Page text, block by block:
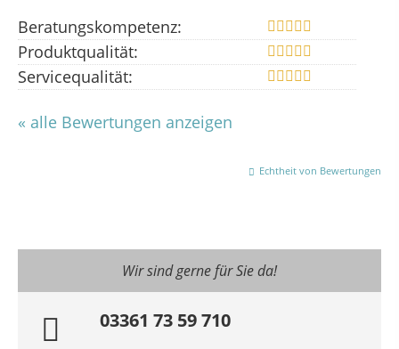
Beratungskompetenz:
Produktqualität:
Servicequalität:
« alle Bewertungen anzeigen
Echtheit von Bewertungen
Wir sind gerne für Sie da!
03361 73 59 710